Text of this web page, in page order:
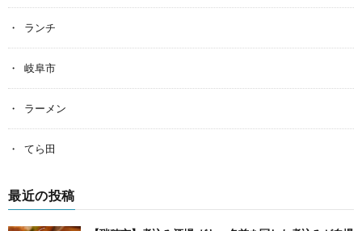
ランチ
岐阜市
ラーメン
てら田
最近の投稿